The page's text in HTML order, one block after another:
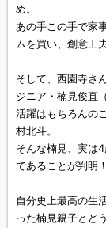
め。
あの手この手で家
ムを買い、創意工
そして、西園寺さ
ジニア・楠見俊直
活躍はもちろんの
村北斗。
そんな楠見、実は
であることが判明！
自分史上最高の生
った楠見親子とど